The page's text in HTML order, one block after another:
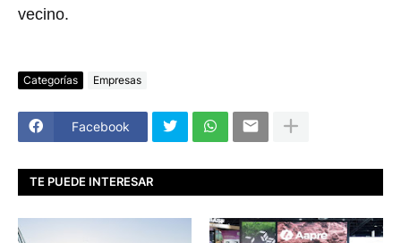
vecino.
Categorías Empresas
Facebook
TE PUEDE INTERESAR